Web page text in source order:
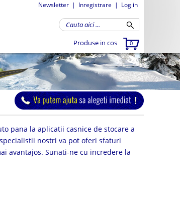
Newsletter | Inregistrare | Log in
Produse in cos 0
pana la aplicatii casnice de stocare a
nostri va pot oferi sfaturi
avantajos. Sunati-ne cu incredere la